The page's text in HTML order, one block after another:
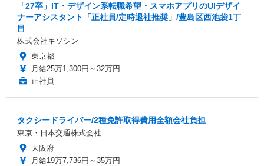
「27卒」IT・デザイン系転職希望・スマホアプリのUIデザイ
ナーアシスタント「正社員/定時退社推奨」/豊島区西池袋1丁
目
株式会社キソシン
東京都
月給25万1,300円～32万円
正社員
タクシードライバー/2種免許取得費用全額会社負担
東京・日本交通株式会社
大阪府
月給19万7,736円～35万円